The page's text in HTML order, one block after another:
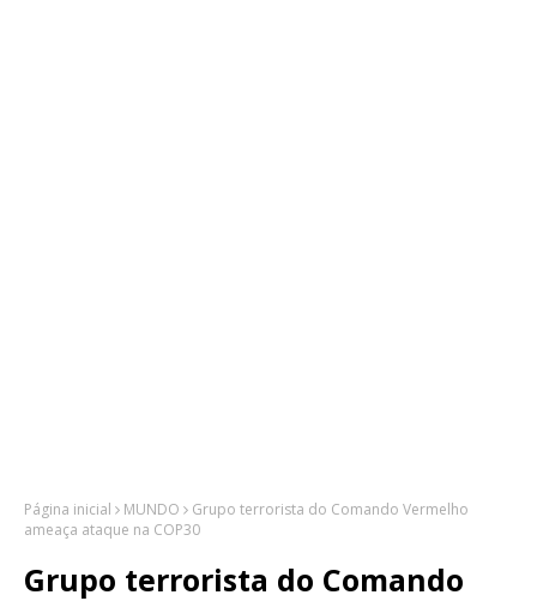
Página inicial MUNDO
Grupo terrorista do Comando Vermelho
ameaça ataque na COP30
Grupo terrorista do Comando